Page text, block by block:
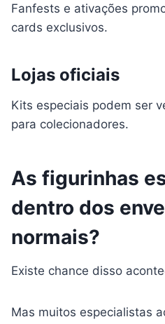
Fanfests e ativações
cards exclusivos.
Lojas oficiais
Kits especiais podem ser
para colecionadores.
As figurinhas
dentro dos
normais?
Existe chance disso
Mas muitos especialistas